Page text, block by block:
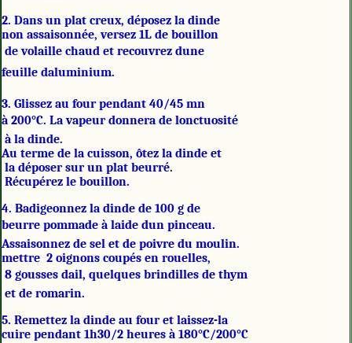
2. Dans un plat creux, déposez la dinde
non assaisonnée, versez 1L de bouillon
de volaille chaud et recouvrez dune
feuille daluminium.
3. Glissez au four pendant 40/45 mn
à 200°C. La vapeur donnera de lonctuosité
à la dinde.
Au terme de la cuisson, ôtez la dinde et
la déposer sur un plat beurré.
Récupérez le bouillon.
4. Badigeonnez la dinde de 100 g de
beurre pommade à laide dun pinceau.
Assaisonnez de sel et de poivre du moulin.
mettre 2 oignons coupés en rouelles,
8 gousses dail, quelques brindilles de thym
et de romarin.
5. Remettez la dinde au four et laissez-la
cuire pendant 1h30/2 heures à 180°C/200°C